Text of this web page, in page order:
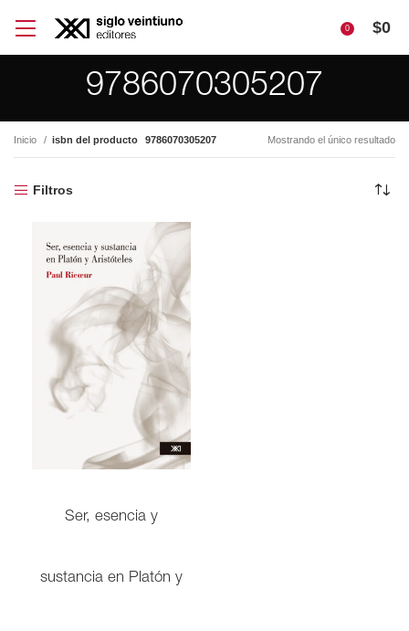
0 $0
9786070305207
Inicio isbn del producto 9786070305207 Mostrando el único resultado
Filtros
Ser, esencia y
sustancia en Platón y